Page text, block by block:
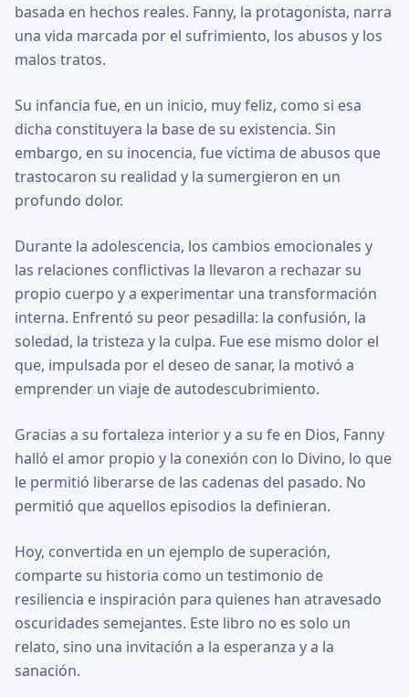
basada en hechos reales. Fanny, la protagonista, narra
una vida marcada por el sufrimiento, los abusos y los
malos tratos.
Su infancia fue, en un inicio, muy feliz, como si esa
dicha constituyera la base de su existencia. Sin
embargo, en su inocencia, fue víctima de abusos que
trastocaron su realidad y la sumergieron en un
profundo dolor.
Durante la adolescencia, los cambios emocionales y
las relaciones conflictivas la llevaron a rechazar su
propio cuerpo y a experimentar una transformación
interna. Enfrentó su peor pesadilla: la confusión, la
soledad, la tristeza y la culpa. Fue ese mismo dolor el
que, impulsada por el deseo de sanar, la motivó a
emprender un viaje de autodescubrimiento.
Gracias a su fortaleza interior y a su fe en Dios, Fanny
halló el amor propio y la conexión con lo Divino, lo que
le permitió liberarse de las cadenas del pasado. No
permitió que aquellos episodios la definieran.
Hoy, convertida en un ejemplo de superación,
comparte su historia como un testimonio de
resiliencia e inspiración para quienes han atravesado
oscuridades semejantes. Este libro no es solo un
relato, sino una invitación a la esperanza y a la
sanación.